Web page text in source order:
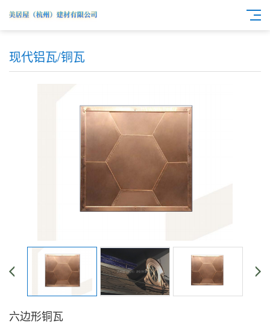
现代铝瓦/铜瓦
六边形铜瓦